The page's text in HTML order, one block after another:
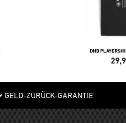
DHB
GELD-ZURÜCK-GARANTIE